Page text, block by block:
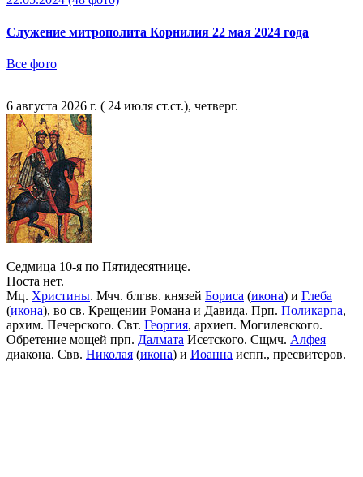
Служение митрополита Корнилия 22 мая 2024 года
Все фото
6 августа 2026 г. ( 24 июля ст.ст.), четверг.
Седмица 10-я по Пятидесятнице.
Поста нет.
Мц. Христины. Мчч. блгвв. князей Бориса (икона) и Глеба
(икона), во св. Крещении Романа и Давида. Прп. Поликарпа,
архим. Печерского. Свт. Георгия, архиеп. Могилевского.
Обретение мощей прп. Далмата Исетского. Сщмч. Алфея
диакона. Свв. Николая (икона) и Иоанна испп., пресвитеров.